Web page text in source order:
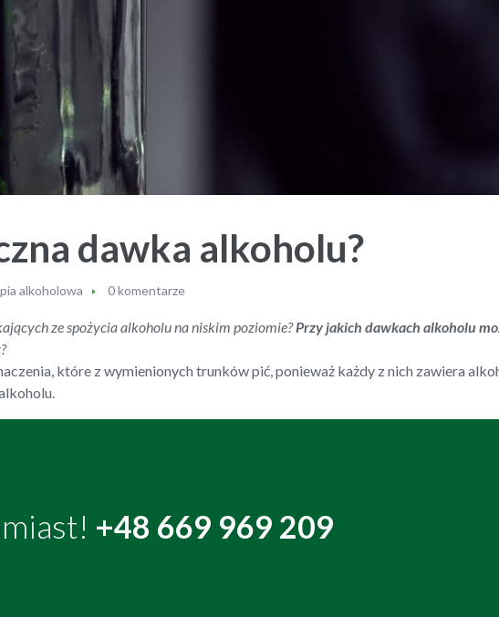
dawka alkoholu?
alkoholowa 0 komentarze
ze spożycia alkoholu na niskim poziomie?Przy jakich dawkach alkoholu
które z wymienionych trunków pić, ponieważ każdy z nich zawiera
+48 669 969 209